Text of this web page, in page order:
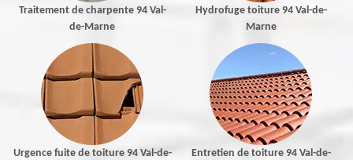
Traitement de charpente 94 Val-
de-Marne
Hydrofuge toiture 94 Val-de-
Marne
Urgence fuite de toiture 94 Val-de-
Entretien de toiture 94 Val-de-